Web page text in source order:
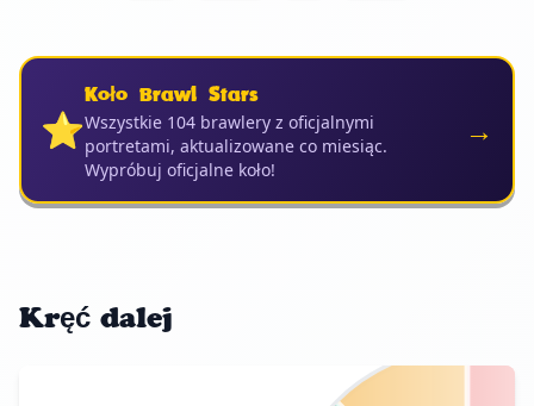
⭐
Koło Brawl Stars
Wszystkie 104 brawlery z oficjalnymi
portretami, aktualizowane co miesiąc.
Wypróbuj oficjalne koło!
→
Kręć dalej